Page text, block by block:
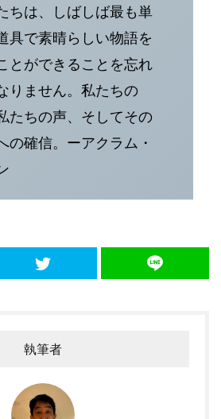
ちは、しばしば最も単
具で素晴らしい物語を
とができることを忘れ
りません。私たちの
たちの声、そしてその
の確信。ーアクラム・
執筆者